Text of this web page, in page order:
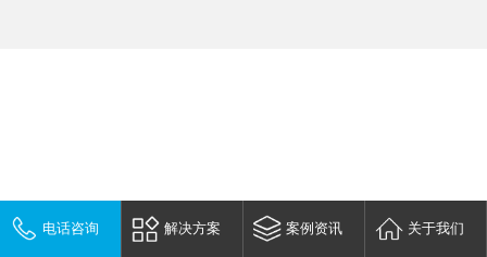
电话咨询 解决方案 案例资讯 关于我们